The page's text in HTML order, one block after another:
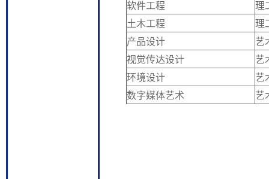
软件工程
理
土木工程
理
产品设计
艺
视觉传达设计
艺
环境设计
艺
数字媒体艺术
艺